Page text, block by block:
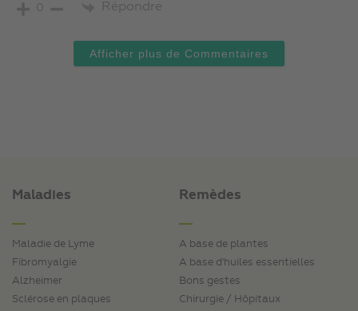
0 Répondre
Afficher plus de Commentaires
Maladies
Maladie de Lyme
Fibromyalgie
Alzheimer
Sclérose en plaques
Remèdes
A base de plantes
A base d'huiles essentielles
Bons gestes
Chirurgie / Hôpitaux